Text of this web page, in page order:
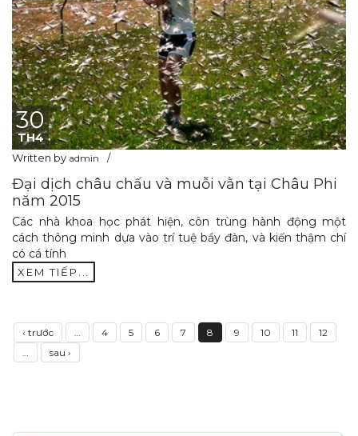
30
TH4
Written by admin
Đại dịch châu chấu và muỗi vằn tại Châu Phi
năm 2015
Các nhà khoa học phát hiện, côn trùng hành động một
cách thông minh dựa vào trí tuệ bầy đàn, và kiến thậm chí
có cá tính
XEM TIẾP...
‹ trước … 4 5 6 7 8 9 10 11
12
…
sau ›